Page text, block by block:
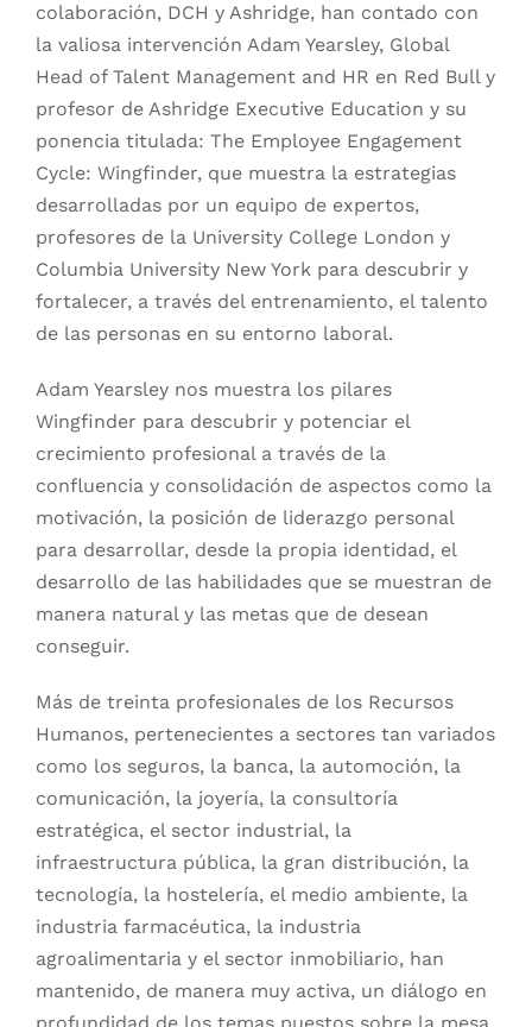
colaboración, DCH y Ashridge, han contado con
la valiosa intervención Adam Yearsley, Global
Head of Talent Management and HR en Red Bull y
profesor de Ashridge Executive Education y su
ponencia titulada: The Employee Engagement
Cycle: Wingfinder, que muestra la estrategias
desarrolladas por un equipo de expertos,
profesores de la University College London y
Columbia University New York para descubrir y
fortalecer, a través del entrenamiento, el talento
de las personas en su entorno laboral.
Adam Yearsley nos muestra los pilares
Wingfinder para descubrir y potenciar el
crecimiento profesional a través de la
confluencia y consolidación de aspectos como la
motivación, la posición de liderazgo personal
para desarrollar, desde la propia identidad, el
desarrollo de las habilidades que se muestran de
manera natural y las metas que de desean
conseguir.
Más de treinta profesionales de los Recursos
Humanos, pertenecientes a sectores tan variados
como los seguros, la banca, la automoción, la
comunicación, la joyería, la consultoría
estratégica, el sector industrial, la
infraestructura pública, la gran distribución, la
tecnología, la hostelería, el medio ambiente, la
industria farmacéutica, la industria
agroalimentaria y el sector inmobiliario, han
mantenido, de manera muy activa, un diálogo en